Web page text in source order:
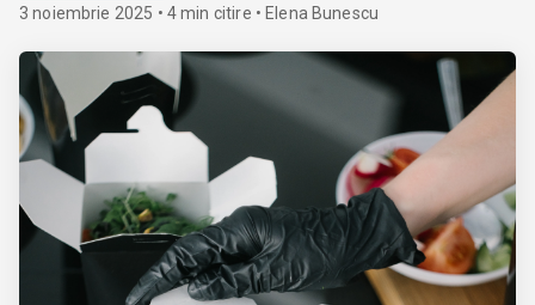
3 noiembrie 2025 • 4min citire • Elena Bunescu